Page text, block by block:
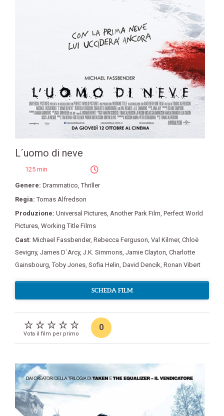
L´uomo di neve
125 min
Genere: Drammatico ,Thriller
Regia:Tomas Alfredson
Produzione: Universal Pictures Another Park Film Perfect World
Pictures Working Title Films
Cast: Michael Fassbender, Rebecca Ferguson Val Kilmer, Chloë
Sevigny, James D´Arcy, J.K. Simmons Jamie Clayton Charlotte
Gainsbourg ,Toby Jones Sofia Helin David Dencik Ronan Vibert
SCHEDA FILM
Vota il film per primo
0